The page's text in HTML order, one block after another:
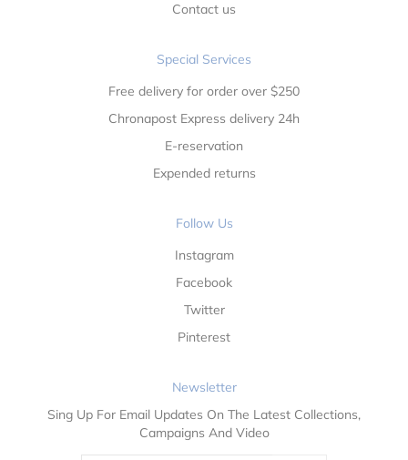
Contact us
Special Services
Free delivery for order over $250
Chronapost Express delivery 24h
E-reservation
Expended returns
Follow Us
Instagram
Facebook
Twitter
Pinterest
Newsletter
Sing Up For Email Updates On The Latest Collections,
Campaigns And Video